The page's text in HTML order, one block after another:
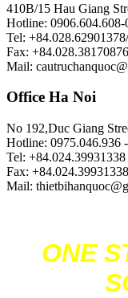
410B/15 Hau Giang
Hotline:
Tel:
Fax: +84.028.38170876
Mail:
Office Ha Noi
No 192,Duc Giang
Hotline: 0975.046.936
Tel: +84.024.39931338
Fax: +84.024.39931338
Mail:
ONE